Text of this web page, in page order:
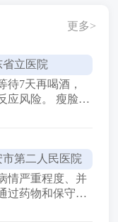
更多>
立医院
待7天再喝酒，
应风险。 瘦脸针
抑制神经肌肉传
致效果不理想或
，用于增加皮肤
皮肤发红、肿胀
第二人民医院
情严重程度、并
过药物和保守治
术干预。 一、无